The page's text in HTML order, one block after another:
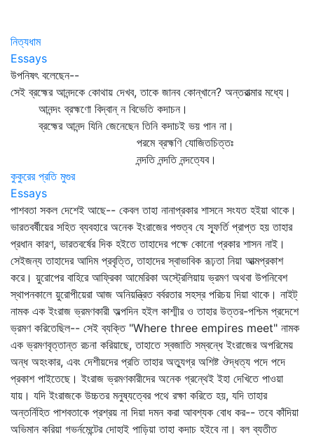
নিত্যধাম
Essays
উপনিষৎ বলেছেন--
সেই ব্রহ্মের আনন্দকে কোথায় দেখব, তাকে জানব কোন্‌খানে? অন্তরাত্মার মধ্যে।
আনন্দং ব্রহ্মণো বিদ্বান্‌ ন বিভেতি কদাচন।
ব্রহ্মের আনন্দ যিনি জেনেছেন তিনি কদাচই ভয় পান না।
পরমে ব্রহ্মণি যোজিতচিত্তঃ
নন্দতি নন্দতি নন্দত্যেব।
কুকুরের প্রতি মুগুর
Essays
পাশবতা সকল দেশেই আছে-- কেবল তাহা নানাপ্রকার শাসনে সংযত হইয়া থাকে।
ভারতবর্ষীয়ের সহিত ব্যবহারে অনেক ইংরাজের পশুত্ব যে স্ফূর্তি প্রাপ্ত হয় তাহার
প্রধান কারণ, ভারতবর্ষের দিক হইতে তাহাদের পক্ষে কোনো প্রকার শাসন নাই।
সেইজন্য তাহাদের আদিম প্রবৃত্তি, তাহাদের স্বাভাবিক রূঢ়তা নিয়া আত্মপ্রকাশ
করে। য়ুরোপের বাহিরে আফ্রিকা আমেরিকা অস্ট্রেলিয়ায় ভ্রমণ অথবা উপনিবেশ
স্থাপনকালে য়ুরোপীয়েরা আজ অনিয়ন্ত্রিত বর্বরতার সহস্র পরিচয় দিয়া থাকে। নাইট্‌
নামক এক ইংরাজ ভ্রমণকারী অল্পদিন হইল কাশ্মীর ও তাহার উত্তর-পশ্চিম প্রদেশে
ভ্রমণ করিতেছিল-- সেই ব্যক্তি "Where three empires meet" নামক
এক ভ্রমণবৃত্তান্ত রচনা করিয়াছে, তাহাতে স্বজাতি সম্বন্ধে ইংরাজের অপরিমেয়
অন্ধ অহংকার, এবং দেশীয়দের প্রতি তাহার অত্যুগ্র অশিষ্ট ঔদ্ধত্য পদে পদে
প্রকাশ পাইতেছে। ইংরাজ ভ্রমণকারীদের অনেক গ্রন্থেই ইহা দেখিতে পাওয়া
যায়। যদি ইংরাজকে উচ্চতর মনুষ্যত্বের পথে রক্ষা করিতে হয়, যদি তাহার
অন্তর্নিহিত পাশবতাকে প্রশ্রয় না দিয়া দমন করা আবশ্যক বোধ কর-- তবে কাঁদিয়া
অভিমান করিয়া গভর্নমেন্টের দোহাই পাড়িয়া তাহা কদাচ হইবে না। বল ব্যতীত